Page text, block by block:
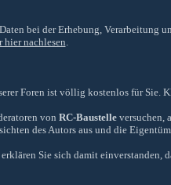
bei der Erhebung, Verarbeitung
nachlesen
Foren ist völlig kostenlos für Sie.
von RC-Baustelleversuchen,
des Autors aus und die
Sie sich damit einverstanden,